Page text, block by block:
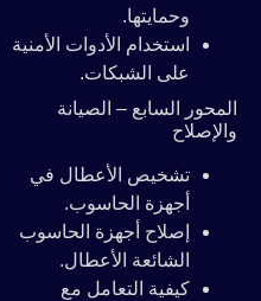
وحمايتها.
استخدام الأدوات الأمنية
على الشبكات.
المحور السابع – الصيانة
والإصلاح
تشخيص الأعطال في
أجهزة الحاسوب.
إصلاح أجهزة الحاسوب
الشائعة الأعطال.
كيفية التعامل مع